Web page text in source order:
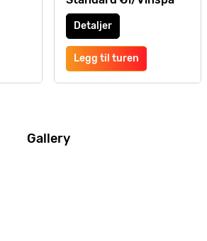
Detaljer
Legg til turen
Gallery